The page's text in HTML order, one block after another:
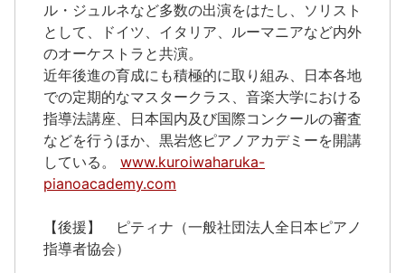
ル・ジュルネなど多数の出演をはたし、ソリスト
として、ドイツ、イタリア、ルーマニアなど内外
のオーケストラと共演。
近年後進の育成にも積極的に取り組み、日本各地
での定期的なマスタークラス、音楽大学における
指導法講座、日本国内及び国際コンクールの審査
などを行うほか、黒岩悠ピアノアカデミーを開講
している。 www.kuroiwaharuka-
pianoacademy.com
【後援】 ピティナ（一般社団法人全日本ピアノ
指導者協会）